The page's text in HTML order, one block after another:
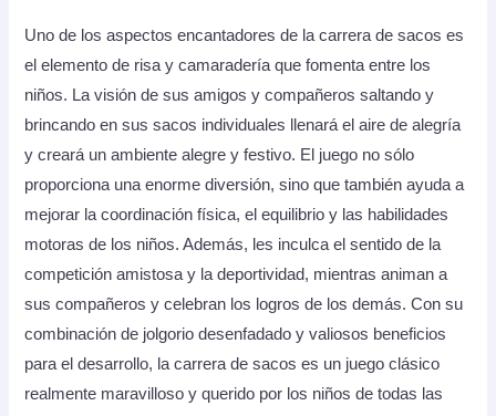
Uno de los aspectos encantadores de la carrera de sacos es
el elemento de risa y camaradería que fomenta entre los
niños. La visión de sus amigos y compañeros saltando y
brincando en sus sacos individuales llenará el aire de alegría
y creará un ambiente alegre y festivo. El juego no sólo
proporciona una enorme diversión, sino que también ayuda a
mejorar la coordinación física, el equilibrio y las habilidades
motoras de los niños. Además, les inculca el sentido de la
competición amistosa y la deportividad, mientras animan a
sus compañeros y celebran los logros de los demás. Con su
combinación de jolgorio desenfadado y valiosos beneficios
para el desarrollo, la carrera de sacos es un juego clásico
realmente maravilloso y querido por los niños de todas las